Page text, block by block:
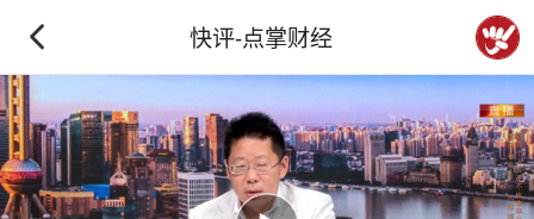
快评-点掌财经